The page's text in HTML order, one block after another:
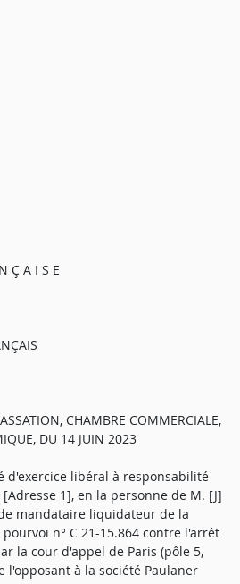
Ç A I S E
CHAMBRE COMMERCIALE,
DU 14 JUIN 2023
d'exercice libéral à responsabilité
1], en la personne de M. [J]
mandataire liquidateur de la
n° C 21-15.864 contre l'arrêt
la cour d'appel de Paris (pôle 5,
l'opposant à la société Paulaner